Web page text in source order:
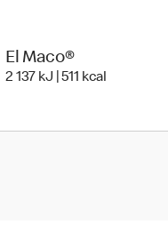
El Maco®
2 137 kJ | 511 kcal